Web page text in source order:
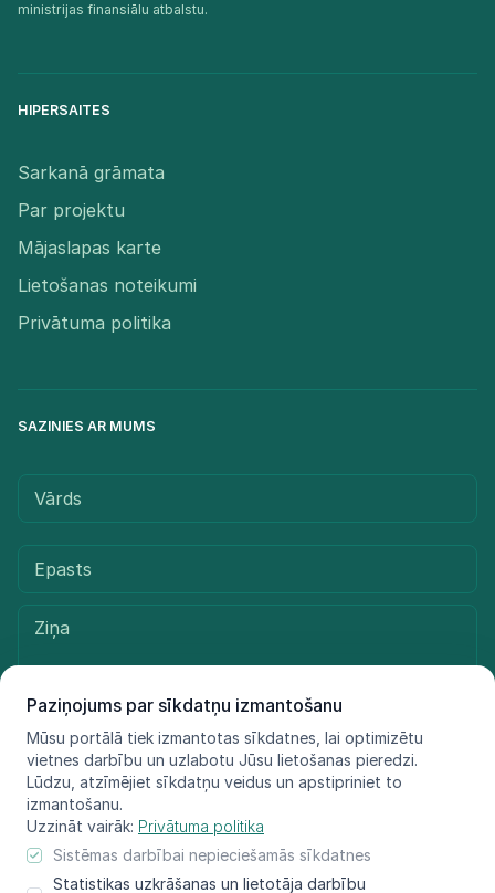
Paziņojums par sīkdatņu izmantošanu
Mūsu portālā tiek izmantotas sīkdatnes, lai optimizētu
vietnes darbību un uzlabotu Jūsu lietošanas pieredzi.
Lūdzu, atzīmējiet sīkdatņu veidus un apstipriniet to
izmantošanu.
Uzzināt vairāk: Privātuma politika
Sistēmas darbībai nepieciešamās sīkdatnes
Statistikas uzkrāšanas un lietotāja darbību
ministrijas finansiālu atbalstu.​
HIPERSAITES
Sarkanā grāmata
Par projektu
Mājaslapas karte
Lietošanas noteikumi
Privātuma politika
SAZINIES AR MUMS
Sūtīt ziņu
© LIFE FOR SPECIES, 2021 - 2025
Informācija atspoguļo tikai projekta LIFE FOR SPECIES īstenotāju